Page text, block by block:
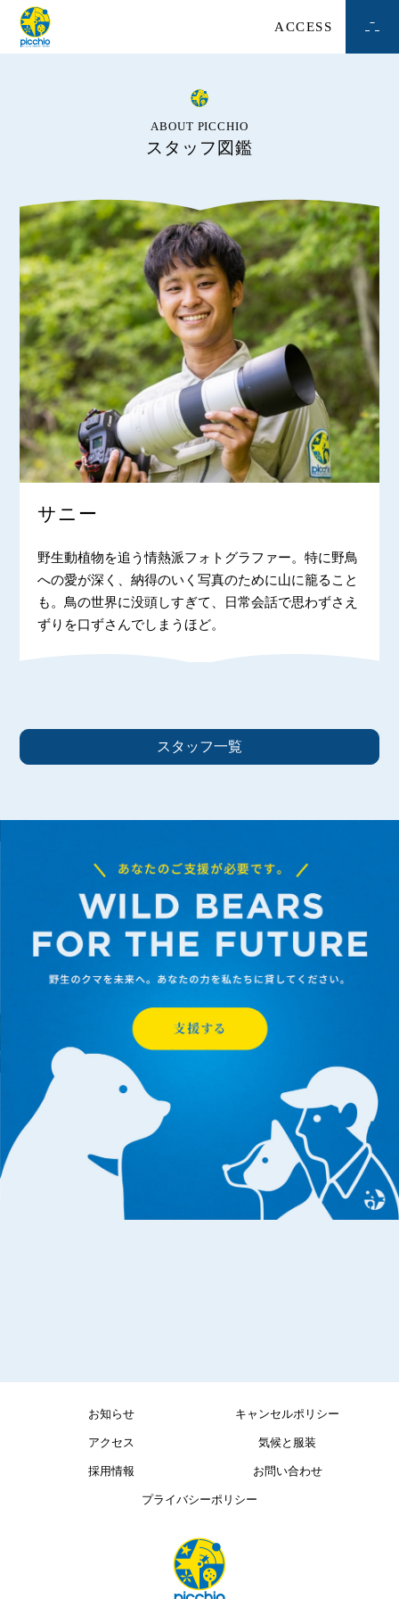
ACCESS
ABOUT PICCHIO
スタッフ図鑑
サニー
野生動植物を追う情熱派フォトグラファー。特に野鳥
への愛が深く、納得のいく写真のために山に籠ること
も。鳥の世界に没頭しすぎて、日常会話で思わずさえ
ずりを口ずさんでしまうほど。
スタッフ一覧
お知らせ キャンセルポリシー
アクセス 気候と服装
採用情報 お問い合わせ
プライバシーポリシー